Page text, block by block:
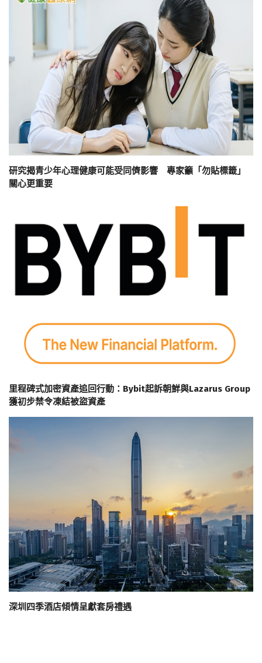
研究揭青少年心理健康可能受同儕影響 專家籲「勿貼標籤」
關心更重要
里程碑式加密資產追回行動：Bybit起訴朝鮮與Lazarus Group
獲初步禁令凍結被盜資產
深圳四季酒店傾情呈獻套房禮遇